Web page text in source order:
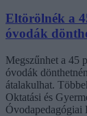
Eltörölnék a
óvodák
Megszűnhet a 45
óvodák
átalakulhat.
Oktatási és
Óvodapedagógiai